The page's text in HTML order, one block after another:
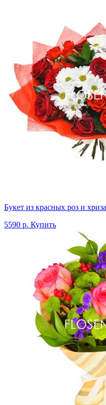
Букет из красных роз и
5590 р. Купить